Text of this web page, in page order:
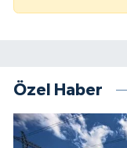
Özel Haber